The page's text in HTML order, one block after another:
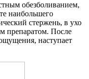
обезболиванием,
наибольшего
стержень, в ухо
препаратом. После
наступает